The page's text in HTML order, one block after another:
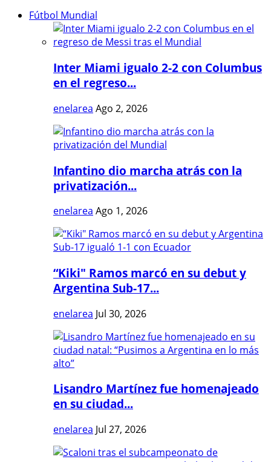
Fútbol Mundial
Inter Miami igualo 2-2 con Columbus
en el regreso...
enelarea Ago 2, 2026
Infantino dio marcha atrás con la
privatización...
enelarea Ago 1, 2026
“Kiki" Ramos marcó en su debut y
Argentina Sub-17...
enelarea Jul 30, 2026
Lisandro Martínez fue homenajeado
en su ciudad...
enelarea Jul 27, 2026